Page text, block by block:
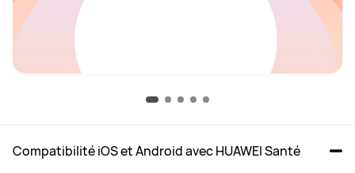
Compatibilité iOS et Android avec HUAWEI Santé